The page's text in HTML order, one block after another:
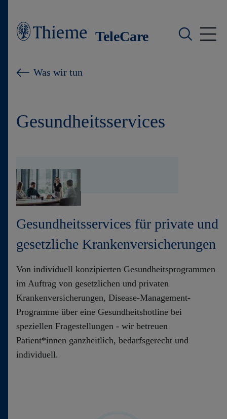
TeleCare
Gesundheitstelefon
Kontakt
Was wir tun
Gesundheitsservices
Gesundheitsservices für private und
gesetzliche Krankenversicherungen
Von individuell konzipierten Gesundheitsprogrammen
im Auftrag von gesetzlichen und privaten
Krankenversicherungen, Disease-Management-
Programme über eine Gesundheitshotline bei
speziellen Fragestellungen - wir betreuen
Patient*innen ganzheitlich, bedarfsgerecht und
individuell.